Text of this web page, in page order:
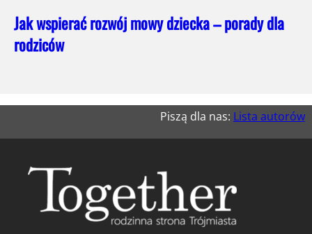
Jak wspierać rozwój mowy dziecka – porady dla
rodziców
Piszą dla nas: Lista autorów